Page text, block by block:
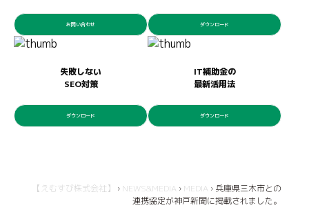
お問い合わせ ダウンロード
失敗しない
SEO対策
ダウンロード
IT補助金の
最新活用法
ダウンロード
【えむすび株式会社】 › NEWS&MEDIA › MEDIA › 兵庫県三木市との
連携協定が神戸新聞に掲載されました。